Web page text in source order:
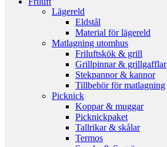
Lägereld
Eldstål
Material för lägereld
Matlagning utomhus
Friluftskök & grill
Grillpinnar & grillgafflar
Stekpannor & kannor
Tillbehör för matlagning
Picknick
Koppar & muggar
Picknickpaket
Tallrikar & skålar
Termos